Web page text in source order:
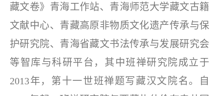
藏文卷》青海工作站、青海师范大学藏文古籍
文献中心、青藏高原非物质文化遗产传承与保
护研究院、青海省藏文书法传承与发展研究会
等智库与科研平台，其中班禅研究院成立于
2013年，第十一世班禅题写藏汉文院名。自